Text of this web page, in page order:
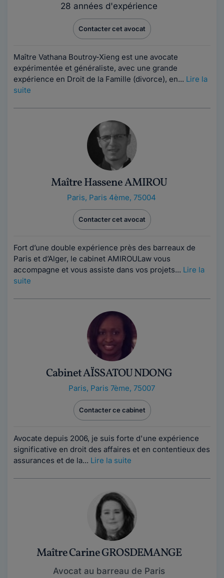
28 années d'expérience
Contacter cet avocat
Maître Vathana Boutroy-Xieng est une avocate
expérimentée et généraliste, avec une grande
expérience en Droit de la Famille (divorce), en... Lire la
suite
Maître Hassene AMIROU
Paris, Paris 4ème, 75004
Contacter cet avocat
Fort d’une double expérience près des barreaux de
Paris et d’Alger, le cabinet AMIROULaw vous
accompagne et vous assiste dans vos projets... Lire la
suite
Cabinet AÏSSATOU NDONG
Paris, Paris 7ème, 75007
Contacter ce cabinet
Avocate depuis 2006, je suis forte d'une expérience
significative en droit des affaires et en contentieux des
assurances et de la... Lire la suite
Maître Carine GROSDEMANGE
Avocat au barreau de Paris